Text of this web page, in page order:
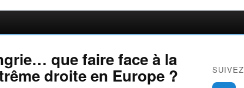
que faire face à la
droite en Europe ?